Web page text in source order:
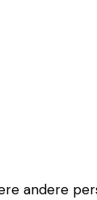
andere